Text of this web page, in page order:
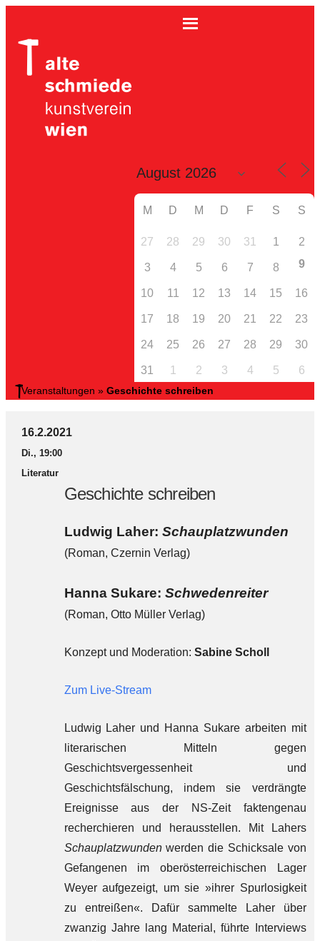
M D M D F S S
27 28 29 30 31 1 2
3 4 5 6 7 8 9
10 11 12 13 14 15 16
17 18 19 20 21 22 23
24 25 26 27 28 29 30
31 1 2 3 4 5 6
Veranstaltungen » Geschichte schreiben
16.2.2021
Di., 19:00
Literatur
Geschichte schreiben
Ludwig Laher: Schauplatzwunden
(Roman, Czernin Verlag)
Hanna Sukare: Schwedenreiter
(Roman, Otto Müller Verlag)
Konzept und Moderation: Sabine Scholl
Zum Live-Stream
Ludwig Laher und Hanna Sukare arbeiten mit
literarischen Mitteln gegen
Geschichtsvergessenheit und
Geschichtsfälschung, indem sie verdrängte
Ereignisse aus der NS-Zeit faktengenau
recherchieren und herausstellen. Mit Lahers
Schauplatzwundenwerden die Schicksale von
Gefangenen im oberösterreichischen Lager
Weyer aufgezeigt, um sie »ihrer Spurlosigkeit
zu entreißen«. Dafür sammelte Laher über
zwanzig Jahre lang Material, führte Interviews